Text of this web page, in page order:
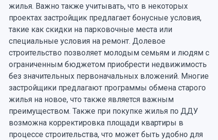
жилья. Важно также учитывать, что в некоторых
проектах застройщик предлагает бонусные условия,
такие как скидки на парковочные места или
специальные условия на ремонт. Долевое
строительство позволяет молодым семьям и людям с
ограниченным бюджетом приобрести недвижимость
без значительных первоначальных вложений. Многие
застройщики предлагают программы обмена старого
жилья на новое, что также является важным
преимуществом. Также при покупке жилья по ДДУ
возможна корректировка площади квартиры в
процессе строительства, что может быть удобно для